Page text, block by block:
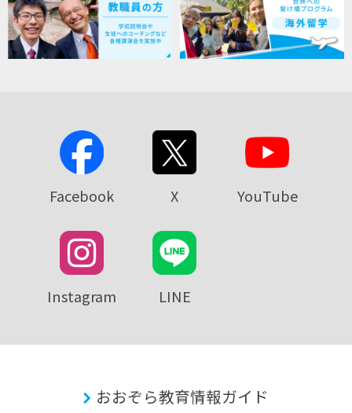
Facebook X YouTube
Instagram LINE
おおぞら教育情報ガイド